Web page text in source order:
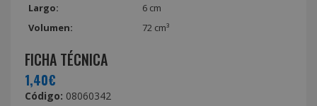
Largo:
6 cm
Volumen:
72 cm³
FICHA TÉCNICA
1,40€
Código: 08060342